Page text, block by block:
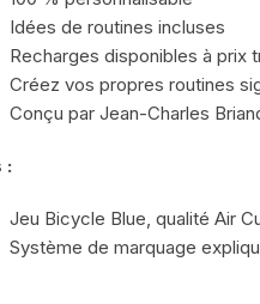
Idées de routines incluses
Recharges disponibles à prix
Créez vos propres routines
Conçu par Jean-Charles
:
Jeu Bicycle Blue, qualité Air
Système de marquage